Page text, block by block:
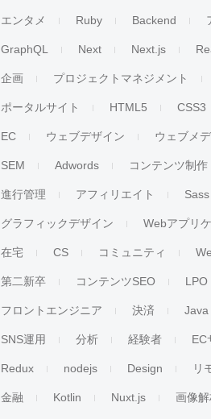
エンタメ Ruby Backend
GraphQL Next Next.js
企画 プロジェクトマネジメント
ポータルサイト HTML5 CSS3
EC ウェブデザイン ウェブメ
SEM Adwords コンテンツ制作
進行管理 アフィリエイト Sass
グラフィックデザイン Webアプリ
在宅 CS コミュニティ
第二新卒 コンテンツSEO LPO
フロントエンジニア 決済 Java
SNS運用 分析 経験者 EC
Redux nodejs Design リ
金融 Kotlin Nuxt.js 画像